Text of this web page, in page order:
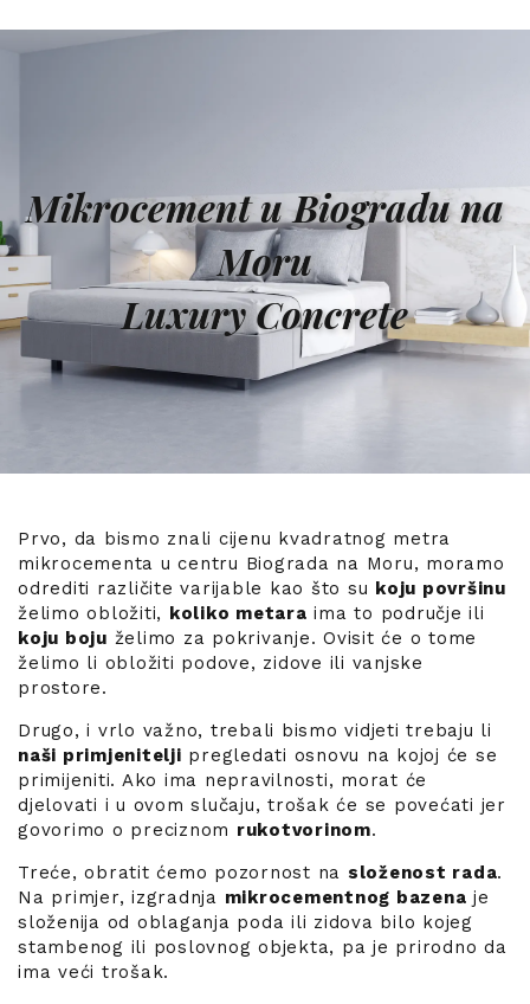
Mikrocement u Biogradu na
Moru
Luxury Concrete
Prvo, da bismo znali cijenu kvadratnog metra
mikrocementa u centru Biograda na Moru, moramo
odrediti različite varijable kao što su koju površinu
želimo obložiti, koliko metara ima to područje ili
koju boju želimo za pokrivanje. Ovisit će o tome
želimo li obložiti podove, zidove ili vanjske
prostore.
Drugo, i vrlo važno, trebali bismo vidjeti trebaju li
naši primjenitelji pregledati osnovu na kojoj će se
primijeniti. Ako ima nepravilnosti, morat će
djelovati i u ovom slučaju, trošak će se povećati jer
govorimo o preciznom rukotvorinom.
Treće, obratit ćemo pozornost na složenost rada.
Na primjer, izgradnja mikrocementnog bazena je
složenija od oblaganja poda ili zidova bilo kojeg
stambenog ili poslovnog objekta, pa je prirodno da
ima veći trošak.